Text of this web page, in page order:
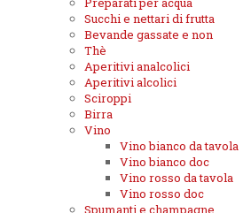
Succhi e nettari di frutta
Bevande gassate e non
Thè
Aperitivi analcolici
Aperitivi alcolici
Sciroppi
Birra
Vino
Vino bianco da tavola
Vino bianco doc
Vino rosso da tavola
Vino rosso doc
Spumanti e champagne